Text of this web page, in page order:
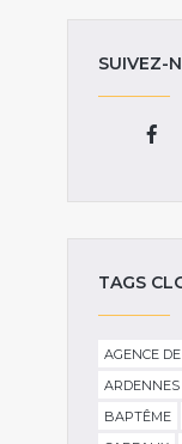
SUIVEZ-
TAGS
AGENCE
BAPTÊME